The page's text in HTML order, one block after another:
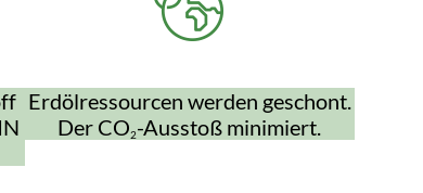
Erdölressourcen werden geschont.
Der CO2-Ausstoß minimiert.